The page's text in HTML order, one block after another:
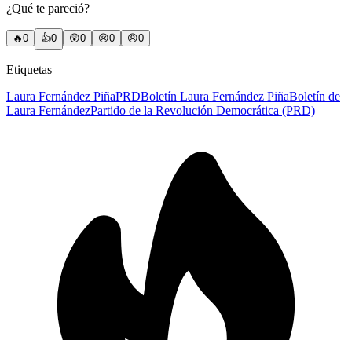
¿Qué te pareció?
🔥0 👍0 😲0 😢0 😠0
Etiquetas
Laura Fernández PiñaPRDBoletín Laura Fernández PiñaBoletín de
Laura FernándezPartido de la Revolución Democrática (PRD)